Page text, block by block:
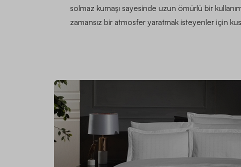
solmaz kumaşı sayesinde uzun ömürlü bir
zamansız bir atmosfer yaratmak isteyenler için